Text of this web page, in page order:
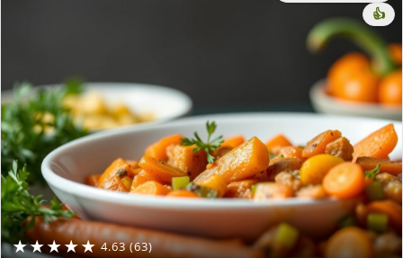
★★★★★ 4.63 (63)
👍